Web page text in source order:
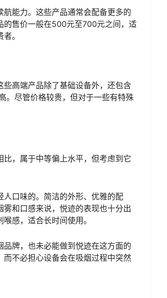
能力。这些产品通常会配备更多的
的售价一般在500元至700元之间，适
。
高端产品除了基础设备外，还包含
。尽管价格较贵，但对于一些有特殊
，属于中等偏上水平，但考虑到它
口味的。简洁的外形、优雅的配
和口感来说，悦迹的表现也十分出
感，适合长时间使用。
牌，也未必能做到悦迹在这方面的
不必担心设备会在吸烟过程中突然